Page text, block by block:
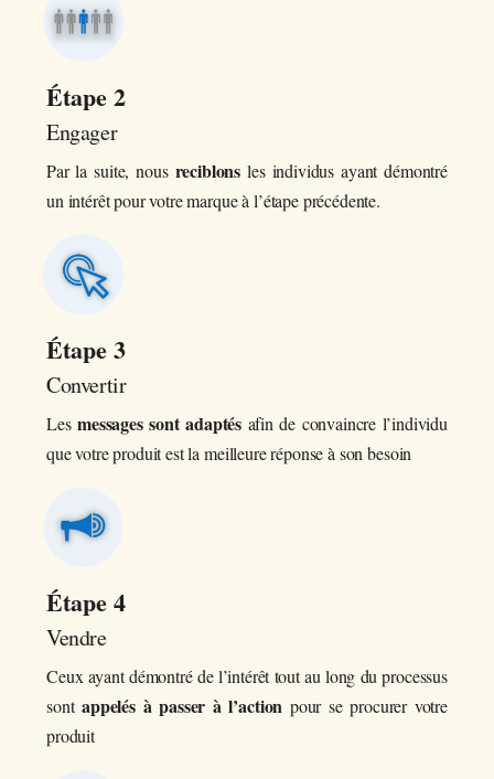
Étape 2
Engager
Par la suite, nous reciblons les individus ayant démontré
un intérêt pour votre marque à l’étape précédente.
Étape 3
Convertir
Lesmessages sont adaptés afin de convaincre l’individu
que votre produit est la meilleure réponse à son besoin
Étape 4
Vendre
Ceux ayant démontré de l’intérêt tout au long du processus
sontappelés à passer à l’action pour se procurer votre
produit